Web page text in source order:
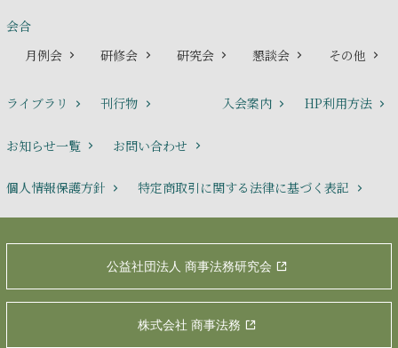
会合
月例会
研修会 研究会 懇談会 その他
ライブラリ 刊行物 入会案内 HP利用方法
お知らせ一覧 お問い合わせ
個人情報保護方針 特定商取引に関する法律に基づく表記
公益社団法人 商事法務研究会
株式会社 商事法務